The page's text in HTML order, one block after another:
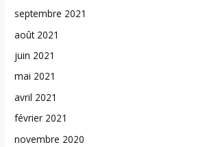
septembre 2021
août 2021
juin 2021
mai 2021
avril 2021
février 2021
novembre 2020